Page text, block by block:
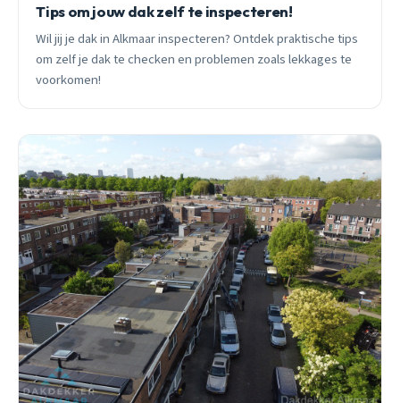
Tips om jouw dak zelf te inspecteren!
Wil jij je dak in Alkmaar inspecteren? Ontdek praktische tips
om zelf je dak te checken en problemen zoals lekkages te
voorkomen!